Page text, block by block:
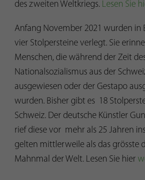
des zweiten Weltkriegs. Lesen Sie
Anfang November 2021 wurden in
vier Stolpersteine verlegt. Sie
Menschen, die während der Zeit
Nationalsozialismus aus der
ausgewiesen oder der Gestapo
wurden. Bisher gibt es 18
Schweiz. Der deutsche Künstler
rief diese vor mehr als 25 Jahren
gelten mittlerweile als das grösste
Mahnmal der Welt. Lesen Sie hier